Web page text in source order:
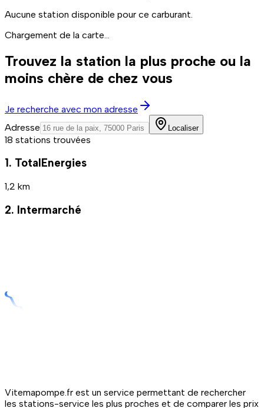
Aucune station disponible pour ce carburant.
Chargement de la carte...
Trouvez la station la plus proche ou la
moins chère de chez vous
Je recherche avec mon adresse
Adresse
Localiser
18 stations trouvées
1. TotalEnergies
1,2 km
2. Intermarché
Vitemapompe.fr est un service permettant de rechercher
les stations-service les plus proches et de comparer les prix